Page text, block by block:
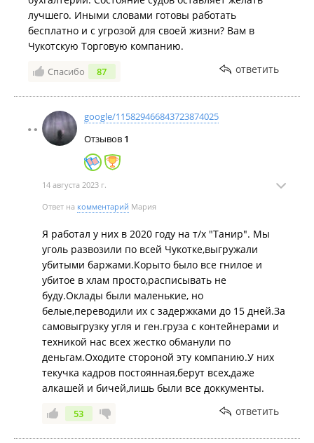
лучшего. Иными словами готовы работать
бесплатно и с угрозой для своей жизни? Вам в
Чукотскую Торговую компанию.
Спасибо 87 ответить
google/115829466843723874025
Отзывов 1
14 августа 2023 г.
Ответ на комментарий Мария
Я работал у них в 2020 году на т/х "Танир". Мы
уголь развозили по всей Чукотке,выгружали
убитыми баржами.Корыто было все гнилое и
убитое в хлам просто,расписывать не
буду.Оклады были маленькие, но
белые,переводили их с задержками до 15 дней.За
самовыгрузку угля и ген.груза с контейнерами и
техникой нас всех жестко обманули по
деньгам.Оходите стороной эту компанию.У них
текучка кадров постоянная,берут всех,даже
алкашей и бичей,лишь были все доккументы.
53 ответить